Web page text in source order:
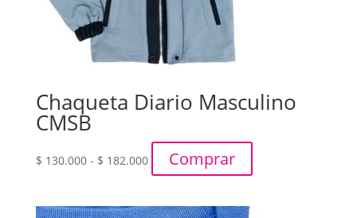
Chaqueta Diario Masculino
CMSB
$ 130.000 - $ 182.000Rango
de
desde
Comprar